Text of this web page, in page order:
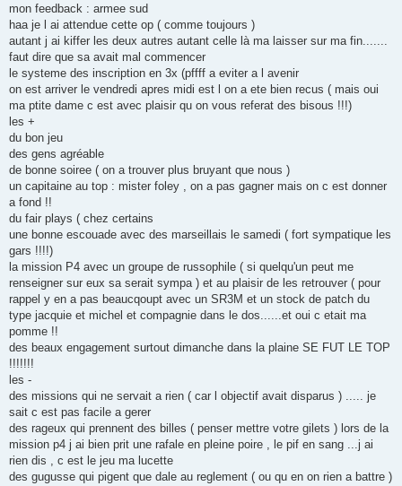
s
a
g
mon feedback : armee sud
haa je l ai attendue cette op ( comme toujours )
autant j ai kiffer les deux autres autant celle là ma laisser sur ma fin.......
faut dire que sa avait mal commencer
le systeme des inscription en 3x (pffff a eviter a l avenir
on est arriver le vendredi apres midi est l on a ete bien recus ( mais oui
ma ptite dame c est avec plaisir qu on vous referat des bisous !!!)
les +
du bon jeu
des gens agréable
de bonne soiree ( on a trouver plus bruyant que nous )
un capitaine au top : mister foley , on a pas gagner mais on c est donner
a fond !!
du fair plays ( chez certains
une bonne escouade avec des marseillais le samedi ( fort sympatique les
gars !!!!)
la mission P4 avec un groupe de russophile ( si quelqu'un peut me
renseigner sur eux sa serait sympa ) et au plaisir de les retrouver ( pour
rappel y en a pas beaucqoupt avec un SR3M et un stock de patch du
type jacquie et michel et compagnie dans le dos......et oui c etait ma
pomme !!
des beaux engagement surtout dimanche dans la plaine SE FUT LE TOP
!!!!!!!
les -
des missions qui ne servait a rien ( car l objectif avait disparus ) ..... je
sait c est pas facile a gerer
des rageux qui prennent des billes ( penser mettre votre gilets ) lors de la
mission p4 j ai bien prit une rafale en pleine poire , le pif en sang ...j ai
rien dis , c est le jeu ma lucette
des gugusse qui pigent que dale au reglement ( ou qu en on rien a battre )